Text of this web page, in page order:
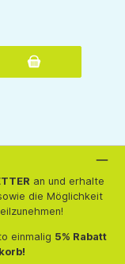
an und erhalte
die Möglichkeit
einmalig 5% Rabatt